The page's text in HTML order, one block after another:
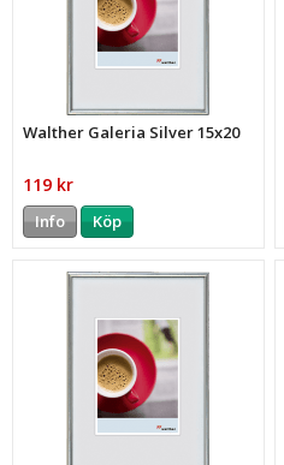
Walther Galeria Silver 15x20
119 kr
Info Köp